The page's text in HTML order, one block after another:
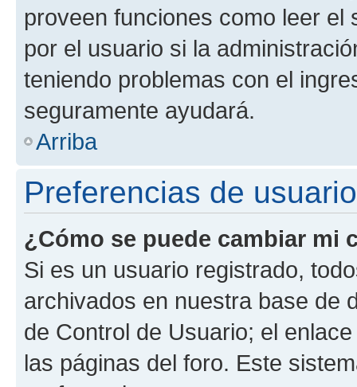
proveen funciones como leer el
por el usuario si la
teniendo problemas con el
seguramente ayudará.
Arriba
Preferencias de
¿Cómo se puede cambiar mi
Si es un usuario registrado,
archivados en nuestra base de
de Control de Usuario; el
las páginas del foro. Este